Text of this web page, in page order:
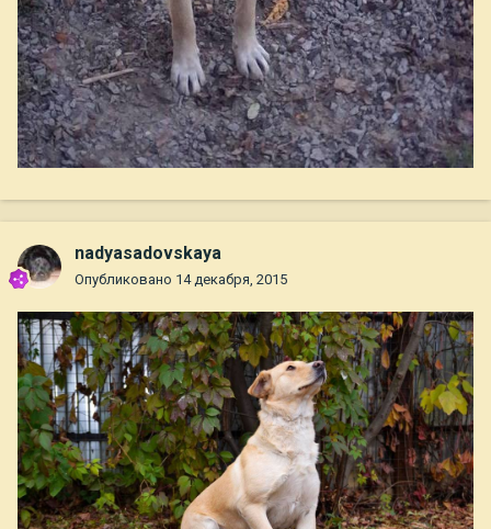
nadyasadovskaya
Опубликовано 14 декабря, 2015